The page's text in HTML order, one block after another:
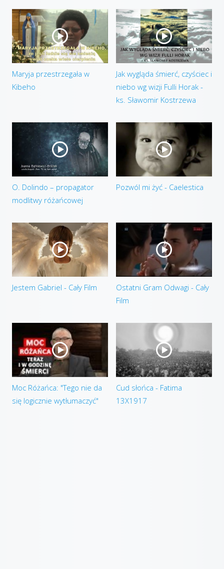
Maryja przestrzegała w
Kibeho
Jak wygląda śmierć, czyściec i
niebo wg wizji Fulli Horak -
ks. Sławomir Kostrzewa
O. Dolindo – propagator
modlitwy różańcowej
Pozwól mi żyć - Caelestica
Jestem Gabriel - Cały Film
Ostatni Gram Odwagi - Cały
Film
Moc Różańca: "Tego nie da
się logicznie wytłumaczyć"
Cud słońca - Fatima
13X1917